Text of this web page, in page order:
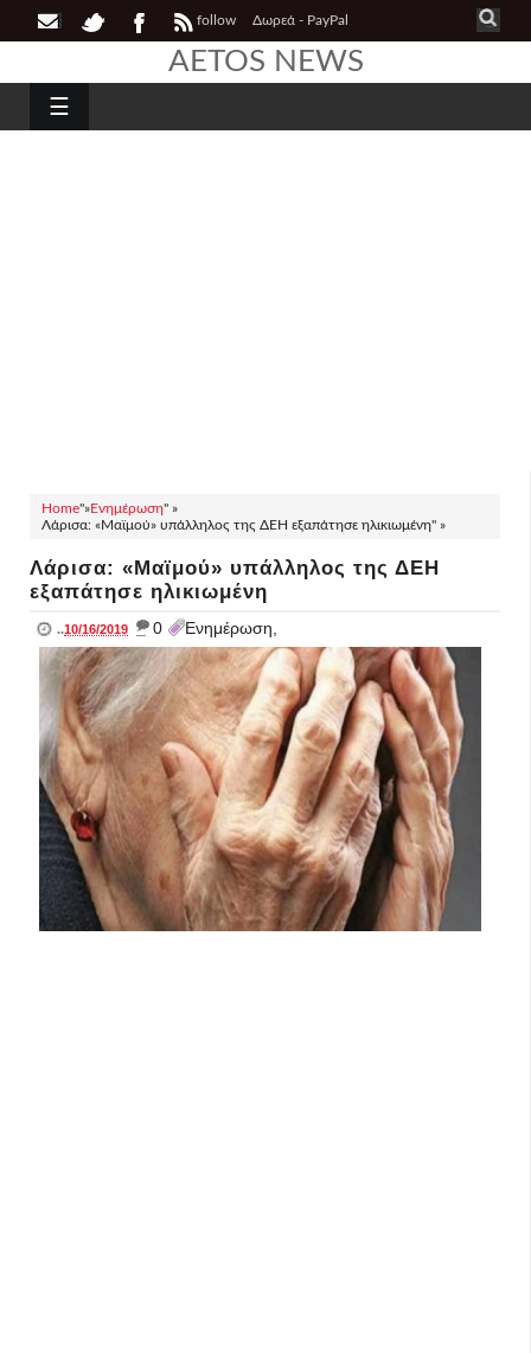
follow Δωρεά - PayPal
AETOS NEWS
☰
Home"»Ενημέρωση" »
Λάρισα: «Μαϊμού» υπάλληλος της ΔΕΗ εξαπάτησε ηλικιωμένη" »
Λάρισα: «Μαϊμού» υπάλληλος της ΔΕΗ
εξαπάτησε ηλικιωμένη
..10/16/2019 _ 0 Ενημέρωση,